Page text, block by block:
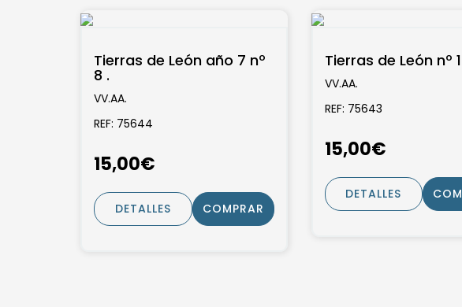
Tierras de León año 7 nº
8 .
VV.AA.
REF: 75644
15,00€
DETALLES COMPRAR
Tierras de León nº
VV.AA.
REF: 75643
15,00€
DETALLES